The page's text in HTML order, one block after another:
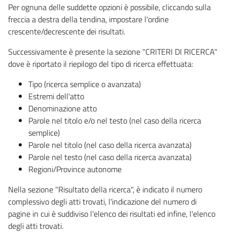
Per ognuna delle suddette opzioni è possibile, cliccando sulla
freccia a destra della tendina, impostare l'ordine
crescente/decrescente dei risultati.
Successivamente è presente la sezione "CRITERI DI RICERCA"
dove è riportato il riepilogo del tipo di ricerca effettuata:
Tipo (ricerca semplice o avanzata)
Estremi dell'atto
Denominazione atto
Parole nel titolo e/o nel testo (nel caso della ricerca
semplice)
Parole nel titolo (nel caso della ricerca avanzata)
Parole nel testo (nel caso della ricerca avanzata)
Regioni/Province autonome
Nella sezione "Risultato della ricerca", è indicato il numero
complessivo degli atti trovati, l'indicazione del numero di
pagine in cui è suddiviso l'elenco dei risultati ed infine, l'elenco
degli atti trovati.